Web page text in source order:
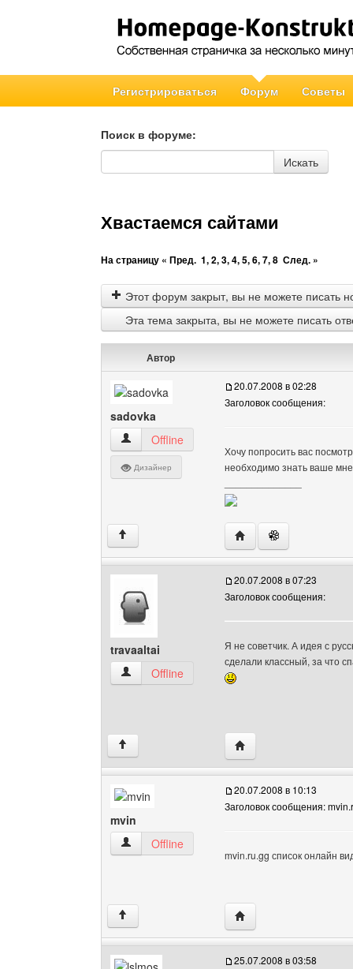
Регистрироваться Форум Советы
Поиск в форуме:
Поиск в форуме
Искать
Хвастаемся сайтами
На страницу « Пред. 1,2,3,4,5,6,7,8 След. »
Этот форум закрыт, вы не можете писать
Эта тема закрыта, вы не можете писать
Автор
sadovka
sadovka Посмотреть профиль
Offline
Дизайнер
20.07.2008 в 02:28
Заголовок сообщения:
Хочу попросить вас
необходимо знать ваше
↑ Посетить сайт
travaaltai
travaaltai Посмотреть профиль
Offline
20.07.2008 в 07:23
Заголовок сообщения:
Я не советчик. А идея с
сделали классный, за что
↑ Посетить сайт
mvin
mvin Посмотреть профиль
Offline
20.07.2008 в 10:13
Заголовок сообщения:
mvin.ru.gg список онлайн
↑ Посетить сайт
25.07.2008 в 03:58